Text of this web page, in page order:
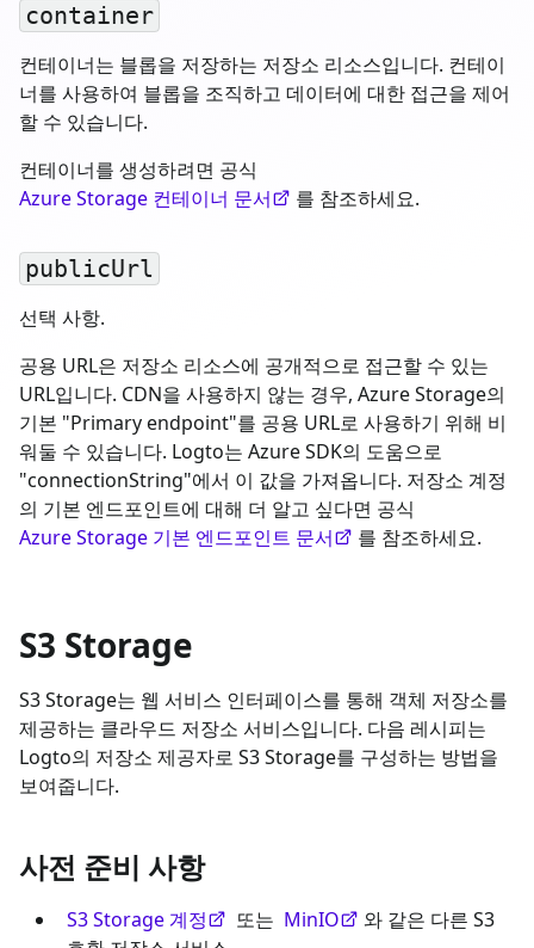
container
컨테이너는 블롭을 저장하는 저장소 리소스입니다. 컨테이
너를 사용하여 블롭을 조직하고 데이터에 대한 접근을 제어
할 수 있습니다.
컨테이너를 생성하려면 공식
Azure Storage 컨테이너 문서
를 참조하세요.
publicUrl
선택 사항.
공용 URL은 저장소 리소스에 공개적으로 접근할 수 있는
URL입니다. CDN을 사용하지 않는 경우, Azure Storage의
기본 "Primary endpoint"를 공용 URL로 사용하기 위해 비
워둘 수 있습니다. Logto는 Azure SDK의 도움으로
"connectionString"에서 이 값을 가져옵니다. 저장소 계정
의 기본 엔드포인트에 대해 더 알고 싶다면 공식
Azure Storage 기본 엔드포인트 문서
를 참조하세요.
S3 Storage
S3 Storage는 웹 서비스 인터페이스를 통해 객체 저장소를
제공하는 클라우드 저장소 서비스입니다. 다음 레시피는
Logto의 저장소 제공자로 S3 Storage를 구성하는 방법을
보여줍니다.
사전 준비 사항
S3 Storage 계정 또는 MinIO
와 같은 다른 S3